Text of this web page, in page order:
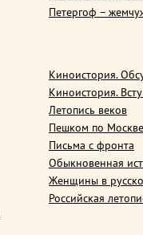
Петергоф –
Киноистория.
Киноистория.
Летопись веков
Пешком по Москве
Письма с фронта
Обыкновенная
Женщины в
Российская